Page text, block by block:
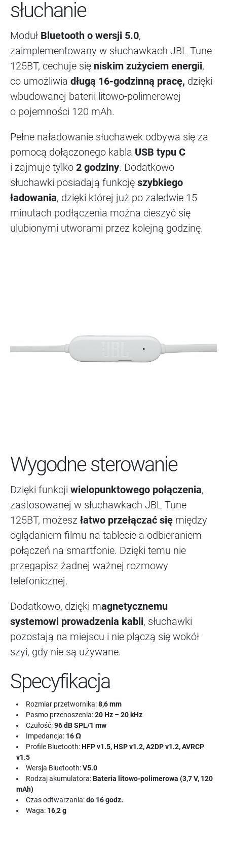
słuchanie
Moduł Bluetooth o wersji 5.0,
zaimplementowany w słuchawkach JBL Tune
125BT, cechuje się niskim zużyciem energii,
co umożliwia długą 16-godzinną pracę, dzięki
wbudowanej baterii litowo-polimerowej
o pojemności 120 mAh.
Pełne naładowanie słuchawek odbywa się za
pomocą dołączonego kabla USB typu C
i zajmuje tylko 2 godziny. Dodatkowo
słuchawki posiadają funkcję szybkiego
ładowania, dzięki której już po zaledwie 15
minutach podłączenia można cieszyć się
ulubionymi utworami przez kolejną godzinę.
Wygodne sterowanie
Dzięki funkcji wielopunktowego połączenia,
zastosowanej w słuchawkach JBL Tune
125BT, możesz łatwo przełączać się między
oglądaniem filmu na tablecie a odbieraniem
połączeń na smartfonie. Dzięki temu nie
przegapisz żadnej ważnej rozmowy
telefonicznej.
Dodatkowo, dzięki magnetycznemu
systemowi prowadzenia kabli, słuchawki
pozostają na miejscu i nie plączą się wokół
szyi, gdy nie są używane.
Specyfikacja
Rozmiar przetwornika:8,6 mm
Pasmo przenoszenia:20 Hz – 20 kHz
Czułość:96 dB SPL/1 mw
Impedancja: 16 Ω
Profile Bluetooth:HFP v1.5, HSP v1.2, A2DP v1.2, AVRCP
v1.5
Wersja Bluetooth:V5.0
Rodzaj akumulatora:Bateria litowo-polimerowa (3,7 V, 120
mAh)
Czas odtwarzania:do 16 godz.
Waga: 16,2 g